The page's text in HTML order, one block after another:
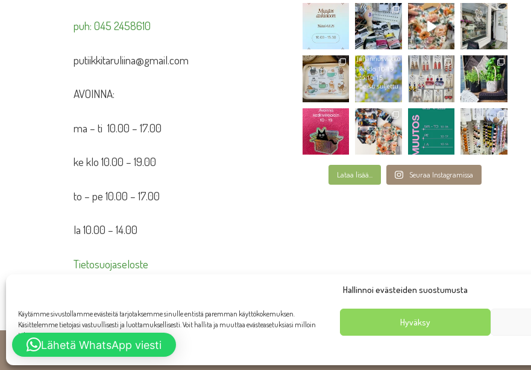
Hallinnoi evästeiden suostumusta
Käytämme sivustollamme evästeitä tarjotaksemme sinulle entistä paremman käyttökokemuksen.
Käsittelemme tietojasi vastuullisesti ja luottamuksellisesti. Voit hallita ja muuttaa evästeasetuksiasi milloin
tahansa.
Hyväksy
puh: 045 2458610
putiikkitaruliina@gmail.com
AVOINNA:
ma – ti 10.00 – 17.00
ke klo 10.00 – 19.00
to – pe 10.00 – 17.00
la 10.00 – 14.00
Tietosuojaseloste
Lataa lisää... Seuraa Instagramissa
Lähetä WhatsApp viesti